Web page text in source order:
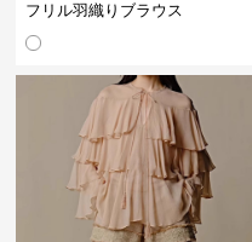
フリル羽織りブラウス